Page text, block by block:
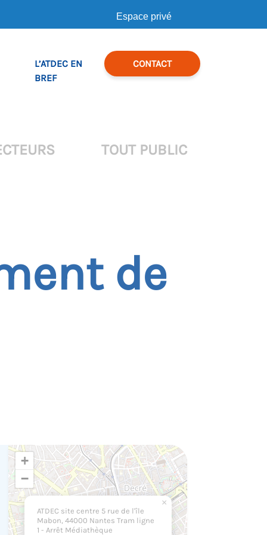
Espace privé
L’ATDEC EN
BREF
CONTACT
TOUT PUBLIC
de
ATDEC site centre 5 rue de l'île
Mabon, 44000 Nantes Tram ligne
1 - Arrêt Médiathèque
×
+
−